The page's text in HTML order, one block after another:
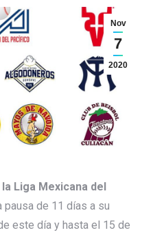
Nov
7
2020
Liga Mexicana del
pausa de 11 días a su
este día y hasta el 15 de